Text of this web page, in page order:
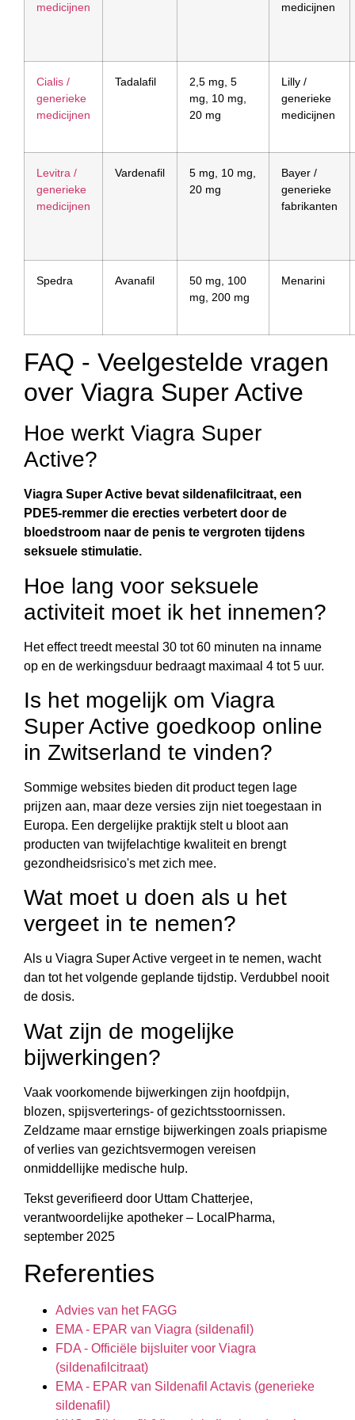
medicijnen
medicijnen
Cialis /
generieke
medicijnen
Tadalafil
2,5 mg, 5
mg, 10 mg,
20 mg
Lilly /
generieke
medicijnen
Levitra /
generieke
medicijnen
Vardenafil
5 mg, 10 mg,
20 mg
Bayer /
generieke
fabrikanten
Spedra Avanafil
50 mg, 100
mg, 200 mg
Menarini
FAQ - Veelgestelde vragen
over Viagra Super Active
Hoe werkt Viagra Super
Active?
Viagra Super Active bevat sildenafilcitraat, een
PDE5-remmer die erecties verbetert door de
bloedstroom naar de penis te vergroten tijdens
seksuele stimulatie.
Hoe lang voor seksuele
activiteit moet ik het innemen?
Het effect treedt meestal 30 tot 60 minuten na inname
op en de werkingsduur bedraagt maximaal 4 tot 5 uur.
Is het mogelijk om Viagra
Super Active goedkoop online
in Zwitserland te vinden?
Sommige websites bieden dit product tegen lage
prijzen aan, maar deze versies zijn niet toegestaan in
Europa. Een dergelijke praktijk stelt u bloot aan
producten van twijfelachtige kwaliteit en brengt
gezondheidsrisico's met zich mee.
Wat moet u doen als u het
vergeet in te nemen?
Als u Viagra Super Active vergeet in te nemen, wacht
dan tot het volgende geplande tijdstip. Verdubbel nooit
de dosis.
Wat zijn de mogelijke
bijwerkingen?
Vaak voorkomende bijwerkingen zijn hoofdpijn,
blozen, spijsverterings- of gezichtsstoornissen.
Zeldzame maar ernstige bijwerkingen zoals priapisme
of verlies van gezichtsvermogen vereisen
onmiddellijke medische hulp.
Tekst geverifieerd door Uttam Chatterjee,
verantwoordelijke apotheker – LocalPharma,
september 2025
Referenties
Advies van het FAGG
EMA - EPAR van Viagra (sildenafil)
FDA - Officiële bijsluiter voor Viagra
(sildenafilcitraat)
EMA - EPAR van Sildenafil Actavis (generieke
sildenafil)